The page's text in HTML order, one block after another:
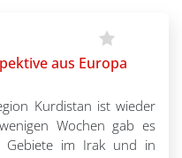
aus Europa
Kurdistan ist wieder
Wochen gab es
Gebiete im Irak und in